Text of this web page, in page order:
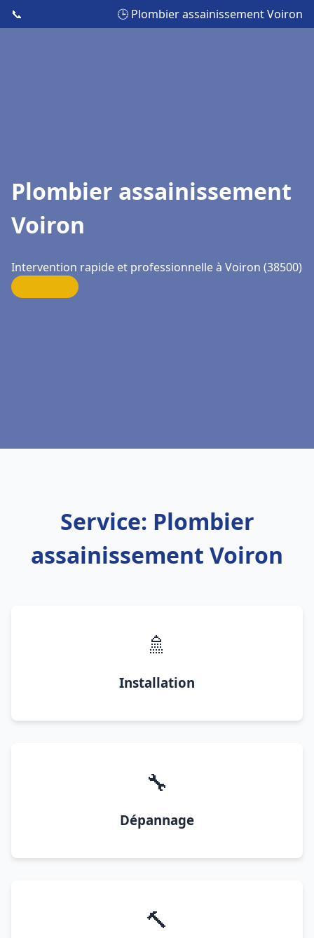
📞 🕒 Plombier assainissement Voiron
Plombier assainissement
Voiron
Intervention rapide et professionnelle à Voiron (38500)
Service: Plombier
assainissement Voiron
🚿
Installation
🔧
Dépannage
🔨